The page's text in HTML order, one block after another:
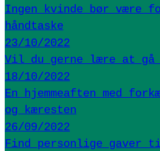
Ingen kvinde bør være
håndtaske
23/10/2022
Vil du gerne lære at
18/10/2022
En hjemmeaften med
og kæresten
26/09/2022
Find personlige gaver